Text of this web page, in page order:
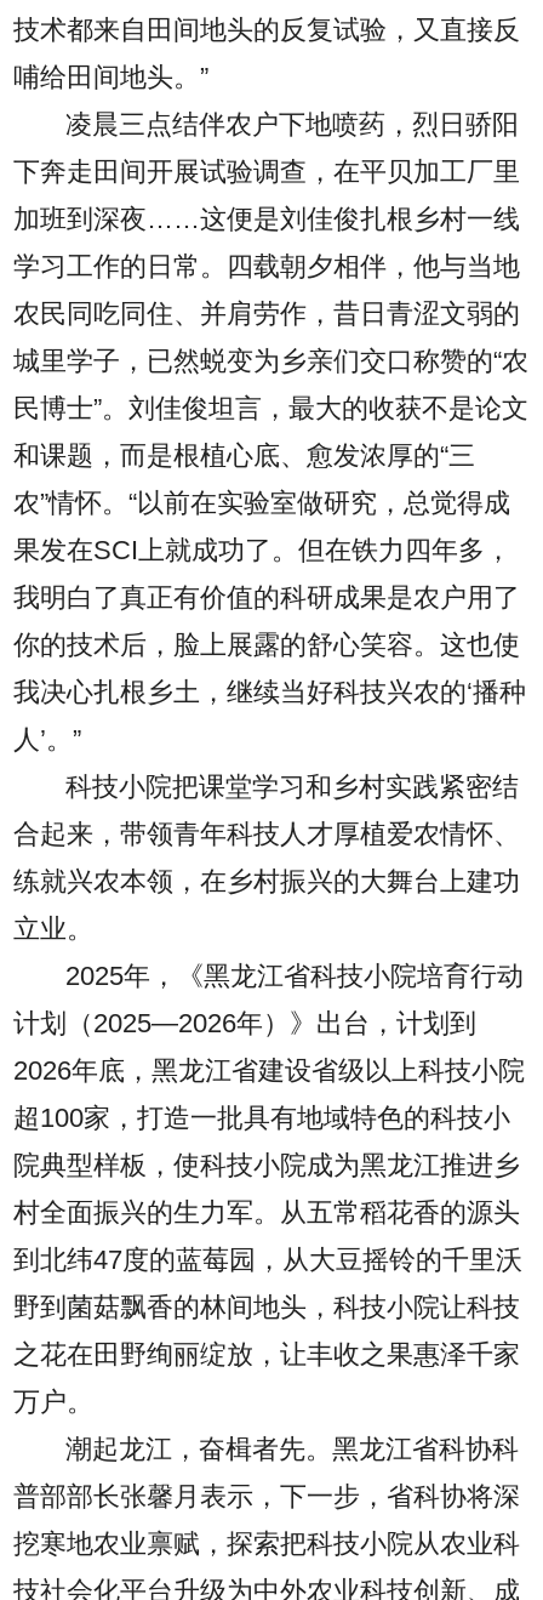
技术都来自田间地头的反复试验，又直接反
哺给田间地头。”
凌晨三点结伴农户下地喷药，烈日骄阳
下奔走田间开展试验调查，在平贝加工厂里
加班到深夜……这便是刘佳俊扎根乡村一线
学习工作的日常。四载朝夕相伴，他与当地
农民同吃同住、并肩劳作，昔日青涩文弱的
城里学子，已然蜕变为乡亲们交口称赞的“农
民博士”。刘佳俊坦言，最大的收获不是论文
和课题，而是根植心底、愈发浓厚的“三
农”情怀。“以前在实验室做研究，总觉得成
果发在SCI上就成功了。但在铁力四年多，
我明白了真正有价值的科研成果是农户用了
你的技术后，脸上展露的舒心笑容。这也使
我决心扎根乡土，继续当好科技兴农的‘播种
人’。”
科技小院把课堂学习和乡村实践紧密结
合起来，带领青年科技人才厚植爱农情怀、
练就兴农本领，在乡村振兴的大舞台上建功
立业。
2025年，《黑龙江省科技小院培育行动
计划（2025—2026年）》出台，计划到
2026年底，黑龙江省建设省级以上科技小院
超100家，打造一批具有地域特色的科技小
院典型样板，使科技小院成为黑龙江推进乡
村全面振兴的生力军。从五常稻花香的源头
到北纬47度的蓝莓园，从大豆摇铃的千里沃
野到菌菇飘香的林间地头，科技小院让科技
之花在田野绚丽绽放，让丰收之果惠泽千家
万户。
潮起龙江，奋楫者先。黑龙江省科协科
普部部长张馨月表示，下一步，省科协将深
挖寒地农业禀赋，探索把科技小院从农业科
技社会化平台升级为中外农业科技创新、成